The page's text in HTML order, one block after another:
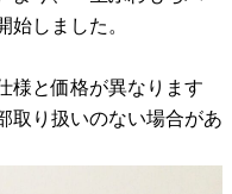
しました。
様と価格が異なります
取り扱いのない場合があ